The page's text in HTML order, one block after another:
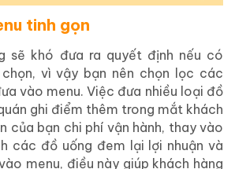
tinh gọn
sẽ khó đưa ra quyết định nếu có
vì vậy bạn nên chọn lọc các
vào menu. Việc đưa nhiều loại đồ
ghi điểm thêm trong mắt khách
của bạn chi phí vận hành, thay vào
các đồ uống đem lại lợi nhuận và
menu, điều này giúp khách hàng